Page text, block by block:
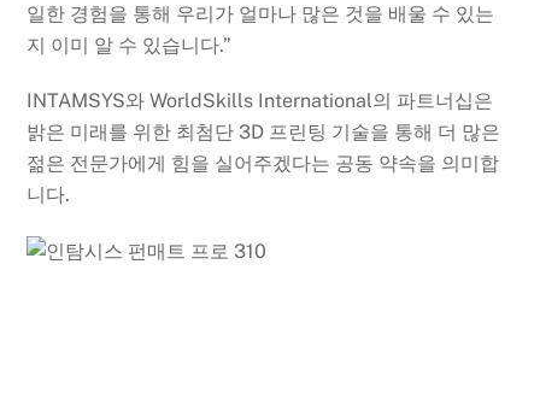
일한 경험을 통해 우리가 얼마나 많은 것을 배울 수 있는
지 이미 알 수 있습니다.”
INTAMSYS와 WorldSkills International의 파트너십은
밝은 미래를 위한 최첨단 3D 프린팅 기술을 통해 더 많은
젊은 전문가에게 힘을 실어주겠다는 공동 약속을 의미합
니다.